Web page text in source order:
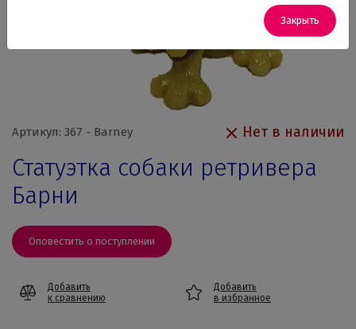
Артикул: 367 - Barney Нет в наличии
Статуэтка собаки ретривера
Барни
Оповестить о поступлении
Добавить
к сравнению
Добавить
в избранное
Закрыть